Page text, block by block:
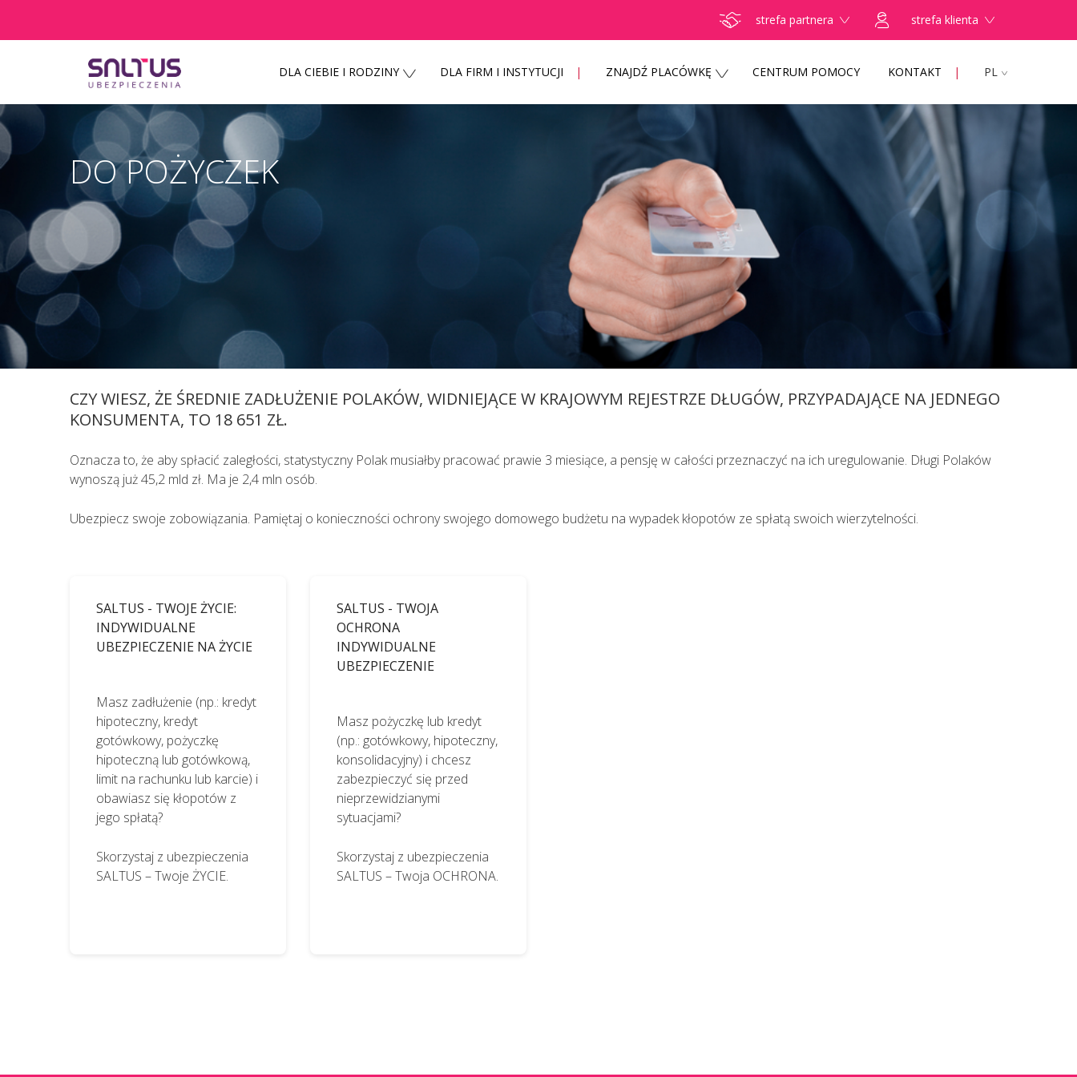
strefa partnera strefa klienta
DLA CIEBIE I RODZINY DLA FIRM I INSTYTUCJI ZNAJDŹ PLACÓWKĘ CENTRUM POMOCY KONTAKT PL
Szanowni Państwo,
Pacjenci z objawami infekcji lub podejrzani o zakażenie koronawirusem SARS CoV-2 TELEFONICZNIE przełożyli poradę specjalistyczną na
KAŻDEMU pacjentowi, również bez cech infekcji, zgłaszającemu chęć wizyty u lekarza należy najpierw udzielić TELEPORADY. Tylko w
na podstawie przeprowadzonego wywiadu medycznego i oceny stanu zdrowia pacjenta ma możliwość wystawienia zwolnienia
lekarskiego.
DO POŻYCZEK
CZY WIESZ, ŻE ŚREDNIE ZADŁUŻENIE POLAKÓW, WIDNIEJĄCE W KRAJOWYM REJESTRZE DŁUGÓW, PRZYPADAJĄCE NA JEDNEGO
KONSUMENTA, TO 18 651 ZŁ.
Oznacza to, że aby spłacić zaległości, statystyczny Polak musiałby pracować prawie 3 miesiące, a pensję w całości przeznaczyć na ich uregulowanie. Długi Polaków
wynoszą już 45,2 mld zł. Ma je 2,4 mln osób.
Ubezpiecz swoje zobowiązania. Pamiętaj o konieczności ochrony swojego domowego budżetu na wypadek kłopotów ze spłatą swoich wierzytelności.
SALTUS - TWOJE ŻYCIE:
INDYWIDUALNE
UBEZPIECZENIE NA ŻYCIE
Masz zadłużenie (np.: kredyt
hipoteczny, kredyt
gotówkowy, pożyczkę
hipoteczną lub gotówkową,
limit na rachunku lub karcie) i
obawiasz się kłopotów z
jego spłatą?
Skorzystaj z ubezpieczenia
SALTUS – Twoje ŻYCIE.
SALTUS - TWOJA
OCHRONA
INDYWIDUALNE
UBEZPIECZENIE
Masz pożyczkę lub kredyt
(np.: gotówkowy, hipoteczny,
konsolidacyjny) i chcesz
zabezpieczyć się przed
nieprzewidzianymi
sytuacjami?
Skorzystaj z ubezpieczenia
SALTUS – Twoja OCHRONA.